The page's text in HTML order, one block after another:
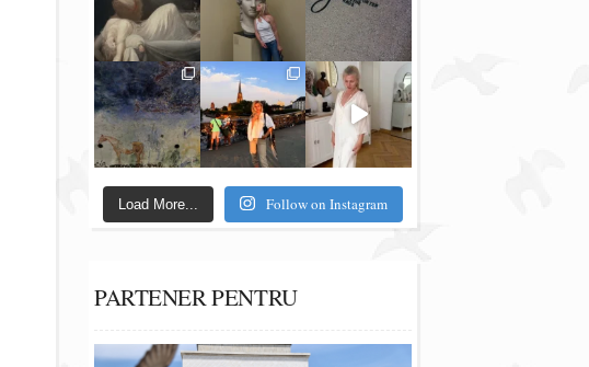
Load More... Follow on Instagram
PARTENER PENTRU